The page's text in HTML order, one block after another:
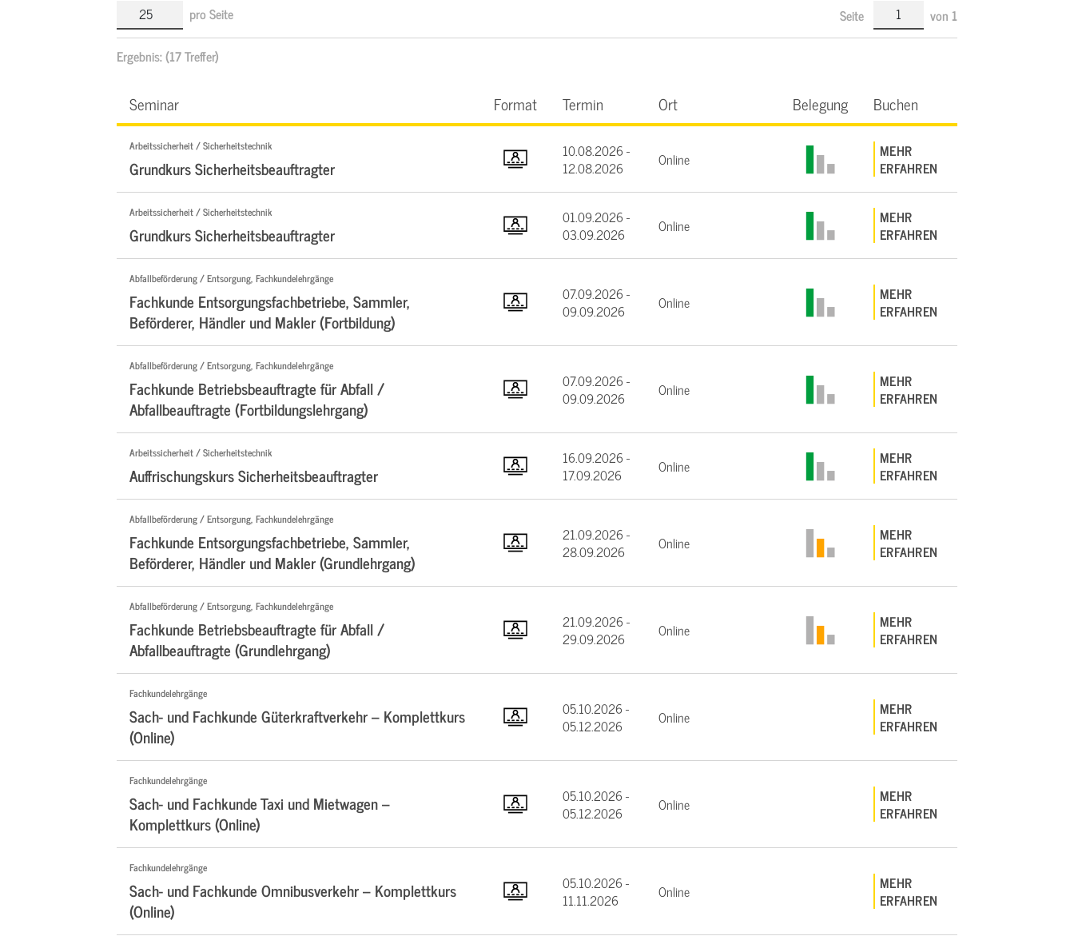
pro Seite Seite von 1
Ergebnis:(17 Treffer)
Seminar Format Termin Ort Belegung Buchen
Arbeitssicherheit / Sicherheitstechnik
Grundkurs Sicherheitsbeauftragter
10.08.2026 -
12.08.2026
Online
MEHR
ERFAHREN
Arbeitssicherheit / Sicherheitstechnik
Grundkurs Sicherheitsbeauftragter
01.09.2026 -
03.09.2026
Online
MEHR
ERFAHREN
Abfallbeförderung / Entsorgung, Fachkundelehrgänge
Fachkunde Entsorgungsfachbetriebe, Sammler,
Beförderer, Händler und Makler (Fortbildung)
07.09.2026 -
09.09.2026
Online
MEHR
ERFAHREN
Abfallbeförderung / Entsorgung, Fachkundelehrgänge
Fachkunde Betriebsbeauftragte für Abfall /
Abfallbeauftragte (Fortbildungslehrgang)
07.09.2026 -
09.09.2026
Online
MEHR
ERFAHREN
Arbeitssicherheit / Sicherheitstechnik
Auffrischungskurs Sicherheitsbeauftragter
16.09.2026 -
17.09.2026
Online
MEHR
ERFAHREN
Abfallbeförderung / Entsorgung, Fachkundelehrgänge
Fachkunde Entsorgungsfachbetriebe, Sammler,
Beförderer, Händler und Makler (Grundlehrgang)
21.09.2026 -
28.09.2026
Online
MEHR
ERFAHREN
Abfallbeförderung / Entsorgung, Fachkundelehrgänge
Fachkunde Betriebsbeauftragte für Abfall /
Abfallbeauftragte (Grundlehrgang)
21.09.2026 -
29.09.2026
Online
MEHR
ERFAHREN
Fachkundelehrgänge
Sach- und Fachkunde Güterkraftverkehr – Komplettkurs
(Online)
05.10.2026 -
05.12.2026
Online
MEHR
ERFAHREN
Fachkundelehrgänge
Sach- und Fachkunde Taxi und Mietwagen –
Komplettkurs (Online)
05.10.2026 -
05.12.2026
Online
MEHR
ERFAHREN
Fachkundelehrgänge
Sach- und Fachkunde Omnibusverkehr – Komplettkurs
(Online)
05.10.2026 -
11.11.2026
Online
MEHR
ERFAHREN